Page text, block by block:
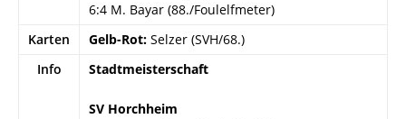
6:4 M. Bayar (88./Foulelfmeter)
Karten
Gelb-Rot: Selzer (SVH/68.)
Info
Stadtmeisterschaft
SV Horchheim